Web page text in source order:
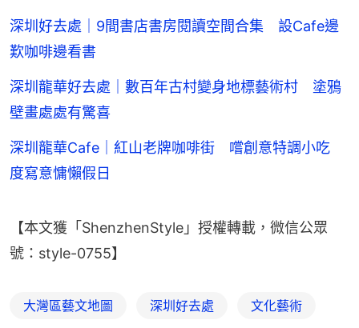
深圳好去處｜9間書店書房閱讀空間合集 設Cafe邊
歎咖啡邊看書
深圳龍華好去處｜數百年古村變身地標藝術村 塗鴉
壁畫處處有驚喜
深圳龍華Cafe｜紅山老牌咖啡街 嚐創意特調小吃
度寫意慵懶假日
【本文獲「ShenzhenStyle」授權轉載，微信公眾
號：style-0755】
大灣區藝文地圖 深圳好去處 文化藝術